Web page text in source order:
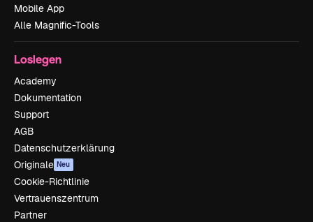
Mobile App
Alle Magnific-Tools
Loslegen
Academy
Dokumentation
Support
AGB
Datenschutzerklärung
Originale Neu
Cookie-Richtlinie
Vertrauenszentrum
Partner